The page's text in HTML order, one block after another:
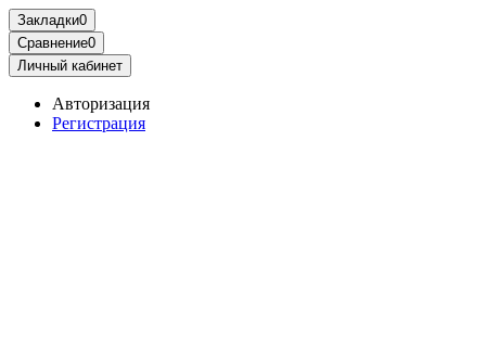
Закладки0
Сравнение0
Личный кабинет
Авторизация
Регистрация